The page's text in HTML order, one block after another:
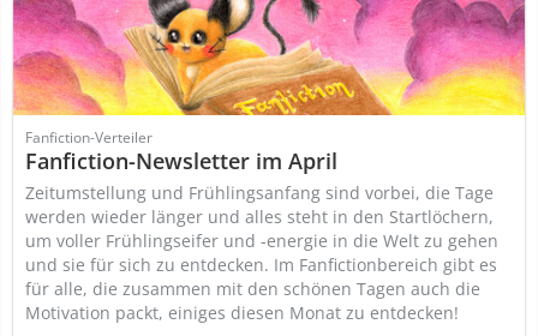
Fanfiction-Verteiler
Fanfiction-Newsletter im April
Zeitumstellung und Frühlingsanfang sind vorbei, die Tage
werden wieder länger und alles steht in den Startlöchern,
um voller Frühlingseifer und -energie in die Welt zu gehen
und sie für sich zu entdecken. Im Fanfictionbereich gibt es
für alle, die zusammen mit den schönen Tagen auch die
Motivation packt, einiges diesen Monat zu entdecken!